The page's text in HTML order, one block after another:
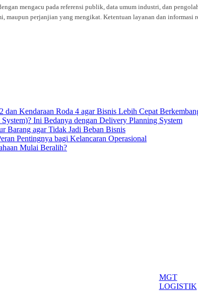
mengacu pada referensi publik, data umum industri, dan
maupun perjanjian yang mengikat. Ketentuan layanan dan
dan Kendaraan Roda 4 agar Bisnis Lebih Cepat
Ini Bedanya dengan Delivery Planning System
Barang agar Tidak Jadi Beban Bisnis
Pentingnya bagi Kelancaran Operasional
Mulai Beralih?
MGT
LOGISTIK